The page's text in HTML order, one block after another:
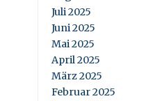
Juli 2025
Juni 2025
Mai 2025
April 2025
März 2025
Februar 2025